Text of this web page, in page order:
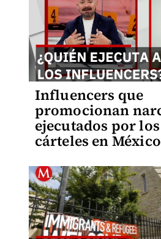
Influencers que
promocionan
ejecutados por
cárteles en México